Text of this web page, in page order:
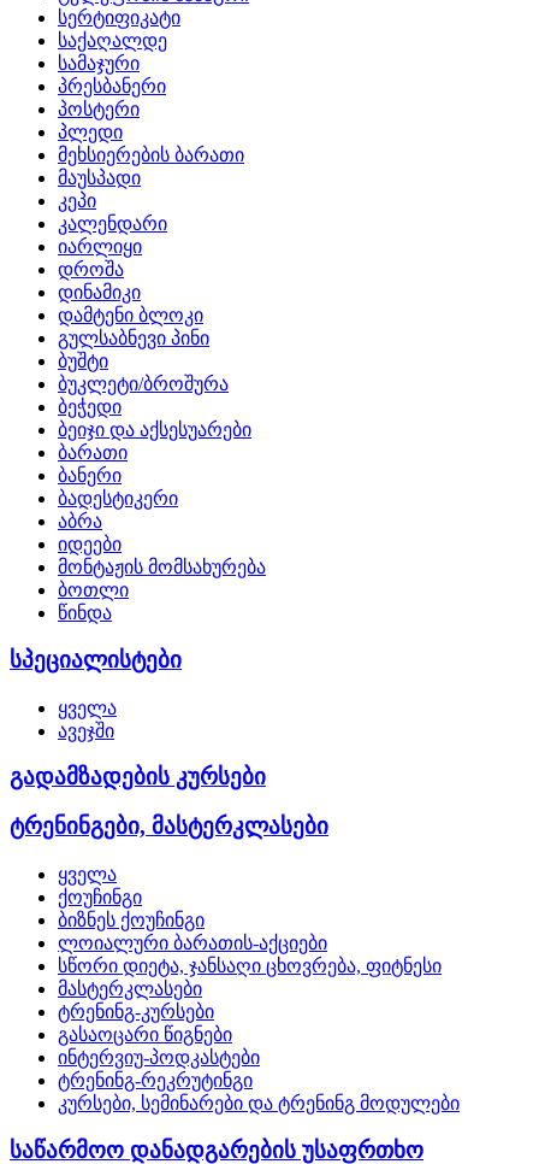
სერტიფიკატი
საქაღალდე
სამაჯური
პრესბანერი
პოსტერი
პლედი
მეხსიერების ბარათი
მაუსპადი
კეპი
კალენდარი
იარლიყი
დროშა
დინამიკი
დამტენი ბლოკი
გულსაბნევი პინი
ბუშტი
ბუკლეტი/ბროშურა
ბეჭედი
ბეიჯი და აქსესუარები
ბარათი
ბანერი
ბადესტიკერი
აბრა
იდეები
მონტაჟის მომსახურება
ბოთლი
წინდა
სპეციალისტები
ყველა
ავეჯში
გადამზადების კურსები
ტრენინგები, მასტერკლასები
ყველა
ქოუჩინგი
ბიზნეს ქოუჩინგი
ლოიალური ბარათის-აქციები
სწორი დიეტა, ჯანსაღი ცხოვრება, ფიტნესი
მასტერკლასები
ტრენინგ-კურსები
გასაოცარი წიგნები
ინტერვიუ-პოდკასტები
ტრენინგ-რეკრუტინგი
კურსები, სემინარები და ტრენინგ მოდულები
საწარმოო დანადგარების უსაფრთხო